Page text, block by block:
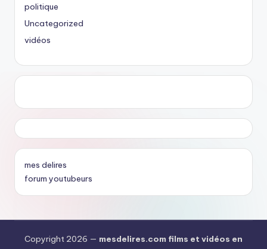
politique
Uncategorized
vidéos
mes delires
forum youtubeurs
Copyright 2026 — mesdelires.com films et vidéos en